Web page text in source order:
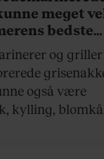
meget
bedste
og griller
også være
kylling,